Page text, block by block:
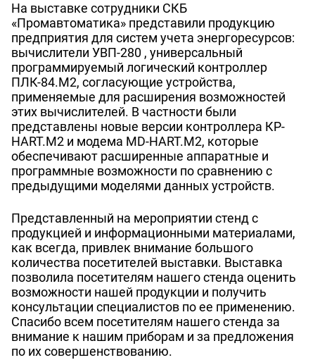
На выставке сотрудники СКБ
«Промавтоматика» представили продукцию
предприятия для систем учета энергоресурсов:
вычислители УВП-280 , универсальный
программируемый логический контроллер
ПЛК-84.М2, согласующие устройства,
применяемые для расширения возможностей
этих вычислителей. В частности были
представлены новые версии контроллера КР-
HART.M2 и модема MD-HART.M2, которые
обеспечивают расширенные аппаратные и
программные возможности по сравнению с
предыдущими моделями данных устройств.
Представленный на мероприятии стенд с
продукцией и информационными материалами,
как всегда, привлек внимание большого
количества посетителей выставки. Выставка
позволила посетителям нашего стенда оценить
возможности нашей продукции и получить
консультации специалистов по ее применению.
Спасибо всем посетителям нашего стенда за
внимание к нашим приборам и за предложения
по их совершенствованию.